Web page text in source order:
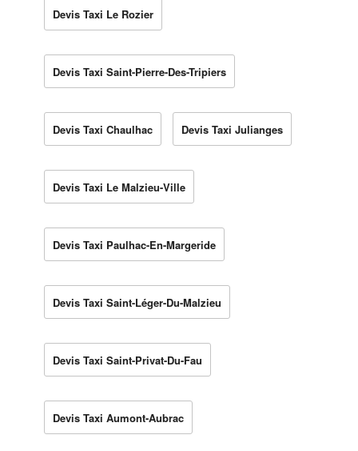
Devis Taxi Le Rozier
Devis Taxi Saint-Pierre-Des-Tripiers
Devis Taxi Chaulhac Devis Taxi Julianges
Devis Taxi Le Malzieu-Ville
Devis Taxi Paulhac-En-Margeride
Devis Taxi Saint-Léger-Du-Malzieu
Devis Taxi Saint-Privat-Du-Fau
Devis Taxi Aumont-Aubrac